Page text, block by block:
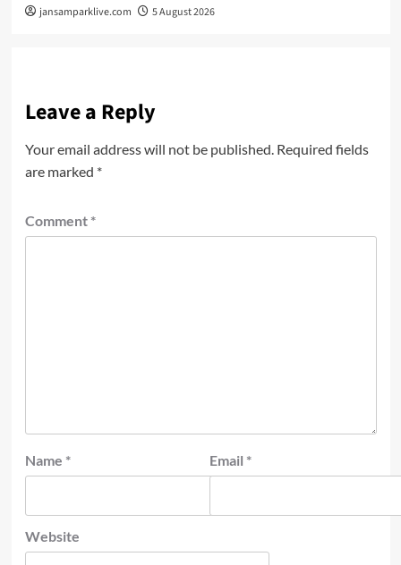
jansamparklive.com 5 August 2026
Leave a Reply
Your email address will not be published. Required fields
are marked *
Comment *
Name * Email *
Website